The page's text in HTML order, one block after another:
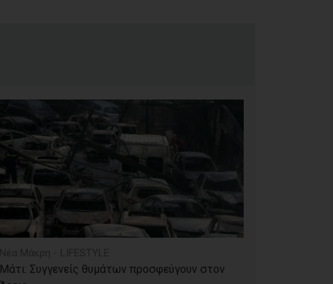
Μάτι: Συγγενείς θυμάτων προσφεύγουν στον